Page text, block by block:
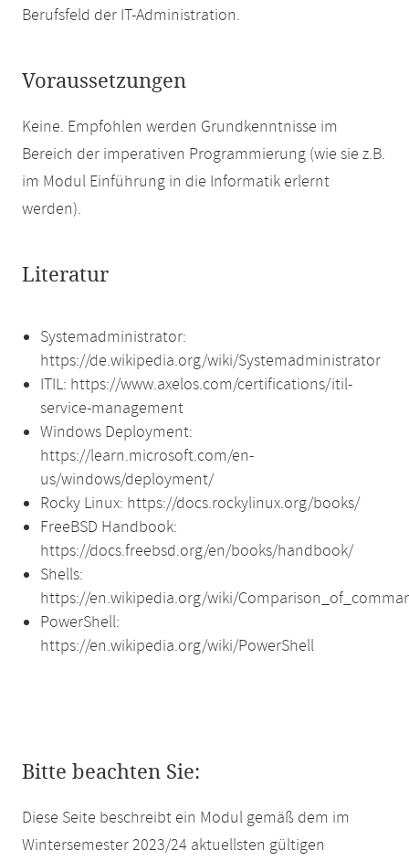
Berufsfeld der IT-Administration.
Voraussetzungen
Keine. Empfohlen werden Grundkenntnisse im
Bereich der imperativen Programmierung (wie sie z.B.
im Modul Einführung in die Informatik erlernt
werden).
Literatur
Systemadministrator:
https://de.wikipedia.org/wiki/Systemadministrator
ITIL: https://www.axelos.com/certifications/itil-
service-management
Windows Deployment:
https://learn.microsoft.com/en-
us/windows/deployment/
Rocky Linux: https://docs.rockylinux.org/books/
FreeBSD Handbook:
https://docs.freebsd.org/en/books/handbook/
Shells:
https://en.wikipedia.org/wiki/
PowerShell:
https://en.wikipedia.org/wiki/PowerShell
Bitte beachten Sie:
Diese Seite beschreibt ein Modul gemäß dem im
Wintersemester 2023/24 aktuellsten gültigen